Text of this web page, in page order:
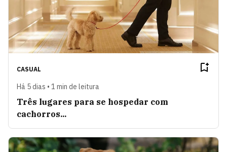
CASUAL
Há 5 dias • 1 min de leitura
Três lugares para se hospedar com
cachorros...